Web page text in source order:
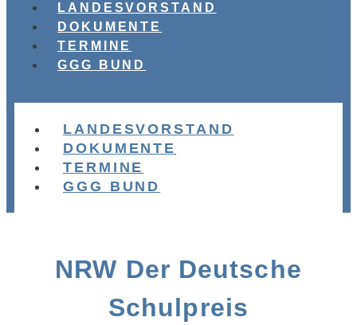
LANDESVORSTAND
DOKUMENTE
TERMINE
GGG BUND
LANDESVORSTAND
DOKUMENTE
TERMINE
GGG BUND
NRW Der Deutsche
Schulpreis